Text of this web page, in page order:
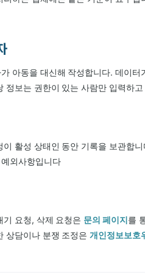
아동을 대신해 작성합니다. 데이
정보는 권한이 있는 사람만 입력하
이 활성 상태인 동안 기록을 보관합
외사항입니다
기 요청, 삭제 요청은 문의 페이지를
상담이나 분쟁 조정은개인정보보호